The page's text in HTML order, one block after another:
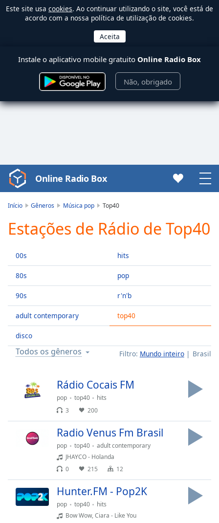
Este site usa cookies. Ao continuar utilizando o site, você está de
acordo com a nossa política de utilização de cookies.
Instale o aplicativo mobile gratuito Online Radio Box
Não, obrigado
Video
Player
Play
Video
Skip
Skip
Mute
Current
Time0:00
Duration
Loaded:
0.00%
Seek to
liveLIVE
Remaining
Rate
Online Radio Box
Início Gêneros Música pop Top40
Estações de Rádio de Top40
00s
80s
90s
adult contemporary
disco
hits
pop
r'n'b
top40
Filtro: Mundo inteiro Brasil
Todos os gêneros
Rádio Cocais FM
pop top40
hits
3
200
Radio Venus Fm Brasil
pop top40
adult contemporary
JHAYCO - Holanda
0
215 12
Hunter.FM - Pop2K
pop top40
hits
Bow Wow, Ciara - Like You